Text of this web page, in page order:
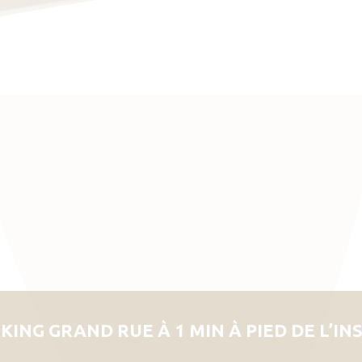
GRAND RUE À 1 MIN À PIED DE